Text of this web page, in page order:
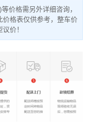
价格需另外详细咨询，
价格表仅供参考，整车价
价！